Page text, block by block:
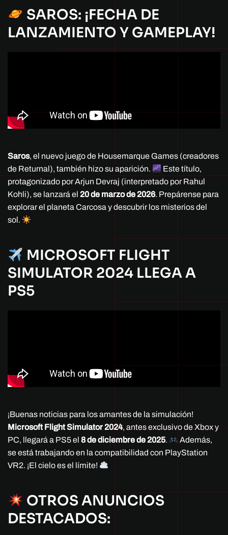
SAROS: ¡FECHA DE
LANZAMIENTO Y GAMEPLAY!
Saros, el nuevo juego de Housemarque Games (creadores
de Returnal), también hizo su aparición.
Este título,
protagonizado por Arjun Devraj (interpretado por Rahul
Kohli), se lanzará el 20 de marzo de 2026. Prepárense para
explorar el planeta Carcosa y descubrir los misterios del
sol.
MICROSOFT FLIGHT
SIMULATOR 2024 LLEGA A
PS5
¡Buenas noticias para los amantes de la simulación!
Microsoft Flight Simulator 2024, antes exclusivo de Xbox y
PC, llegará a PS5 el 8 de diciembre de 2025.
Además,
se está trabajando en la compatibilidad con PlayStation
VR2. ¡El cielo es el límite!
OTROS ANUNCIOS
DESTACADOS: